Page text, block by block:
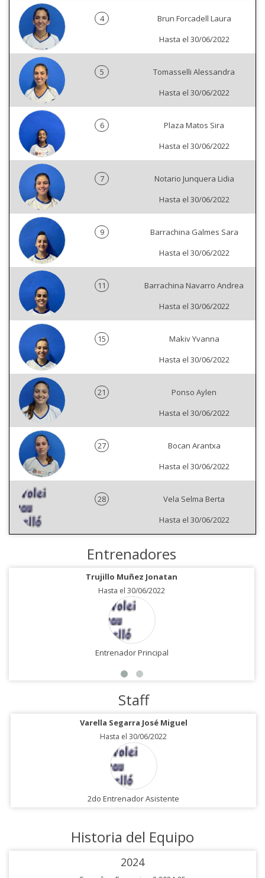
4
Brun Forcadell Laura
Hasta el 30/06/2022
5
Tomasselli Alessandra
Hasta el 30/06/2022
6
Plaza Matos Sira
Hasta el 30/06/2022
7
Notario Junquera Lidia
Hasta el 30/06/2022
9
Barrachina Galmes Sara
Hasta el 30/06/2022
11
Barrachina Navarro Andrea
Hasta el 30/06/2022
15
Makiv Yvanna
Hasta el 30/06/2022
21
Ponso Aylen
Hasta el 30/06/2022
27
Bocan Arantxa
Hasta el 30/06/2022
28
Vela Selma Berta
Hasta el 30/06/2022
Entrenadores
Trujillo Muñez Jonatan
Hasta el 30/06/2022
Entrenador Principal
Staff
Varella Segarra José Miguel
Hasta el 30/06/2022
2do Entrenador Asistente
Historia del Equipo
2024